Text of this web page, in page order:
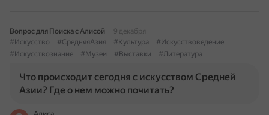
Вопрос для Поиска с Алисой
9 декабря
#Искусство
#СредняяАзия #Культура
#Искусствоведение
#Искусствознание
#Музеи #Выставки #Литература
Что происходит сегодня с искусством Средней
Азии? Где о нем можно почитать?